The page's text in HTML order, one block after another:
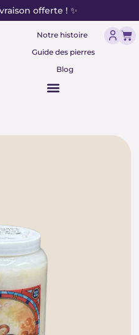
offerte ! ✨
Notre histoire
Guide des pierres
Blog